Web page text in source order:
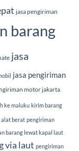
jasa pengiriman
barang
jasa
jasa pengiriman
motor jakarta
ke maluku kirim barang
alat berat pengiriman
barang lewat kapal laut
via laut pengiriman